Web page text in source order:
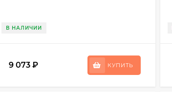
В НАЛИЧИИ
9 073₽ КУПИТЬ